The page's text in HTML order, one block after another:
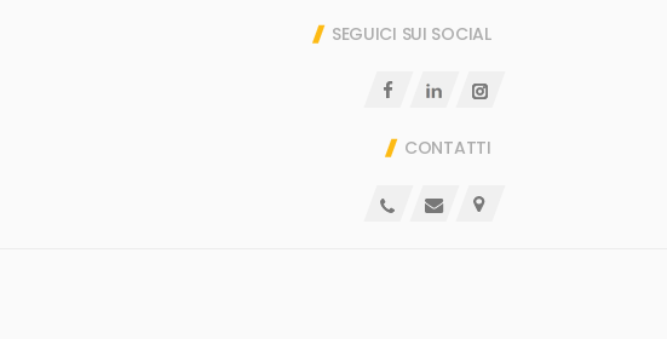
SEGUICI SUI SOCIAL
CONTATTI